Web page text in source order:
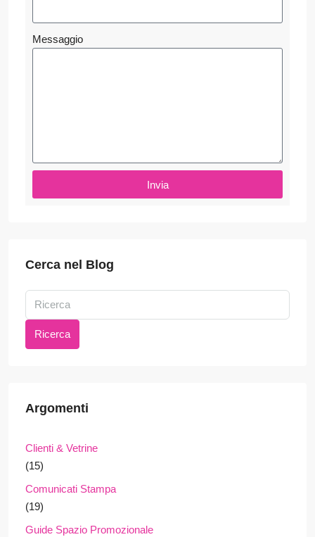
Messaggio
Invia
Cerca nel Blog
Ricerca
Argomenti
Clienti & Vetrine
(15)
Comunicati Stampa
(19)
Guide Spazio Promozionale